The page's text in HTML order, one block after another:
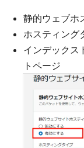
静的ウェブホ
ホスティング
インデックス
トページ